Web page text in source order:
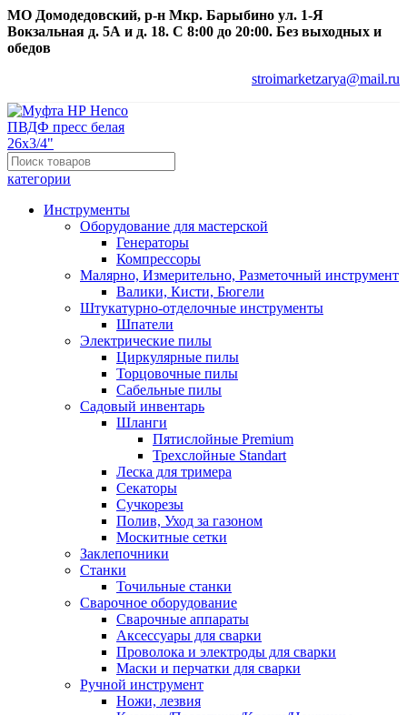
МО Домодедовский, р-н Мкр. Барыбино ул. 1-Я
Вокзальная д. 5А и д. 18. С 8:00 до 20:00. Без выходных и
обедов
stroimarketzarya@mail.ru
категории
Инструменты
Оборудование для мастерской
Генераторы
Компрессоры
Малярно, Измерительно, Разметочный инструмент
Валики, Кисти, Бюгели
Штукатурно-отделочные инструменты
Шпатели
Электрические пилы
Циркулярные пилы
Торцовочные пилы
Сабельные пилы
Садовый инвентарь
Шланги
Пятислойные Premium
Трехслойные Standart
Леска для тримера
Секаторы
Сучкорезы
Полив, Уход за газоном
Москитные сетки
Заклепочники
Станки
Точильные станки
Сварочное оборудование
Сварочные аппараты
Аксессуары для сварки
Проволока и электроды для сварки
Маски и перчатки для сварки
Ручной инструмент
Ножи, лезвия